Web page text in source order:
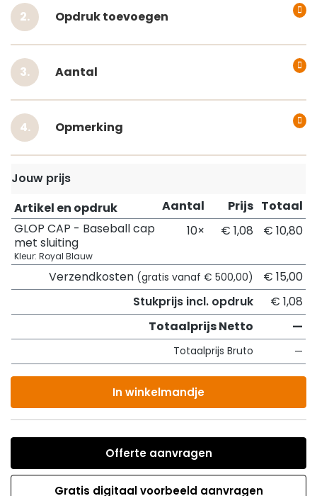
Opdruk toevoegen
Aantal
Opmerking
Jouw prijs
Artikel en opdruk
Aantal Prijs Totaal
GLOP CAP - Baseball cap
met sluiting
Kleur: Royal Blauw
10× € 1,08 € 10,80
Verzendkosten (gratis vanaf € 500,00)
€ 15,00
Stukprijs incl. opdruk
€ 1,08
Totaalprijs Netto
—
Totaalprijs Bruto —
In winkelmandje
Offerte aanvragen
Gratis digitaal voorbeeld aanvragen